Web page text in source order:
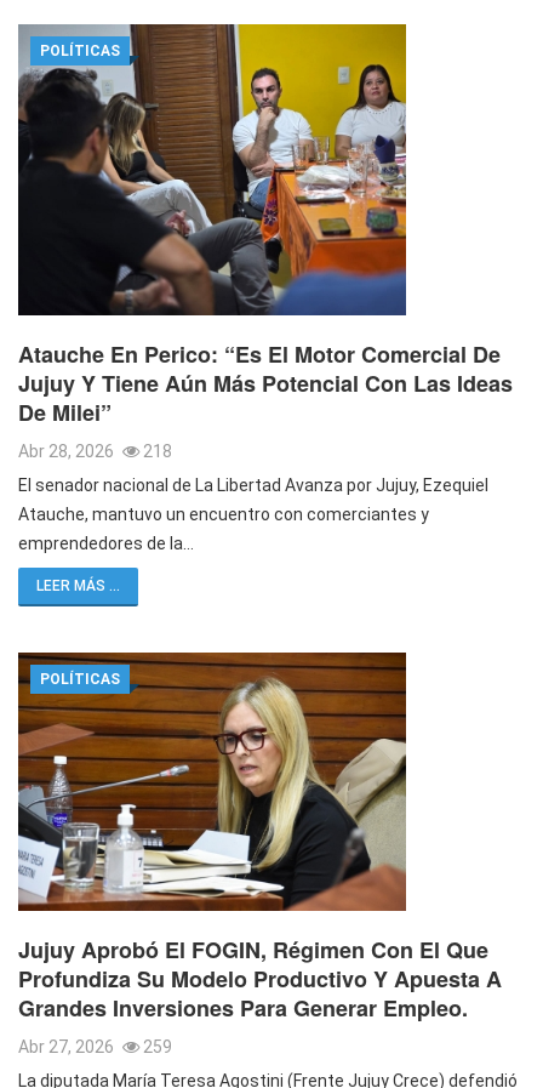
POLÍTICAS
Atauche En Perico: “es El Motor Comercial De
Jujuy Y Tiene Aún Más Potencial Con Las Ideas
De Milei”
Abr 28, 2026
218
El senador nacional de La Libertad Avanza por Jujuy, Ezequiel
Atauche, mantuvo un encuentro con comerciantes y
emprendedores de la…
LEER MÁS ...
POLÍTICAS
Jujuy Aprobó El FOGIN, Régimen Con El Que
Profundiza Su Modelo Productivo Y Apuesta A
Grandes Inversiones Para Generar Empleo.
Abr 27, 2026
259
La diputada María Teresa Agostini (Frente Jujuy Crece) defendió